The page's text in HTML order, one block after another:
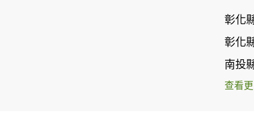
彰化
彰化
南投
查看